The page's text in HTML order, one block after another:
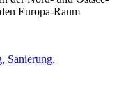
Europa-Raum